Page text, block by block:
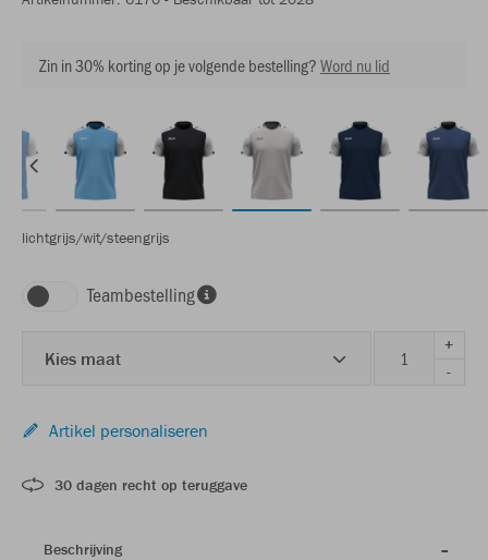
Zin in 30% korting op je volgende bestelling?Word nu lid
lichtgrijs/wit/steengrijs
Teambestelling
Kies maat
+
-
Artikel personaliseren
30 dagen recht op teruggave
Beschrijving